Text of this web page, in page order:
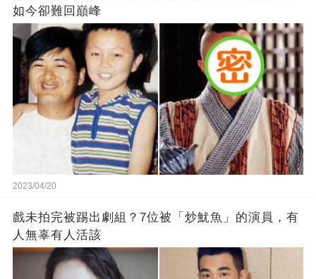
如今卻難回巔峰
2023/04/20
戲未拍完被踢出劇組？7位被「炒魷魚」的演員，有
人無辜有人活該